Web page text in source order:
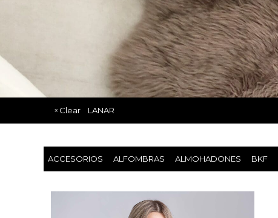
Clear LANAR
ACCESORIOS ALFOMBRAS ALMOHADONES BKF